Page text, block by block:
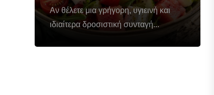
Αν θέλετε μια γρήγορη, υγιεινή και
ιδιαίτερα δροσιστική συνταγή...